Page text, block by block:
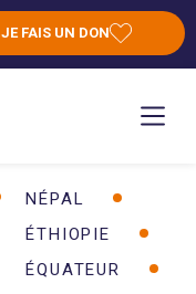
JE FAIS UN DON
NÉPAL
ÉTHIOPIE
ÉQUATEUR